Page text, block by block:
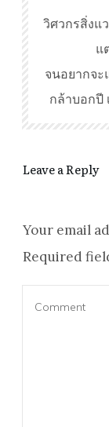
วิศวกรสิ่งแ
แ
จนอยากจะ
กล้าบอกปี
Leave a Reply
Your email
Required